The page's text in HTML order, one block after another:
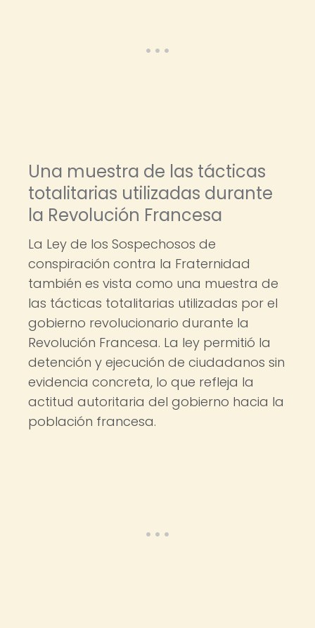
Una muestra de las tácticas
totalitarias utilizadas durante
la Revolución Francesa
La Ley de los Sospechosos de
conspiración contra la Fraternidad
también es vista como una muestra de
las tácticas totalitarias utilizadas por el
gobierno revolucionario durante la
Revolución Francesa. La ley permitió la
detención y ejecución de ciudadanos sin
evidencia concreta, lo que refleja la
actitud autoritaria del gobierno hacia la
población francesa.